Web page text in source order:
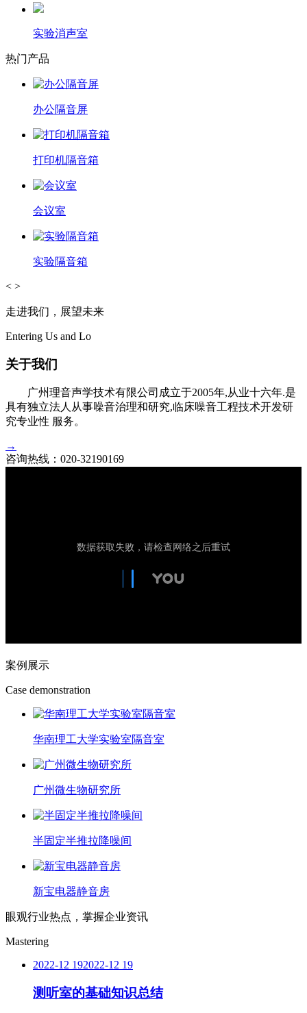
实验消声室
热门产品
办公隔音屏
打印机隔音箱
会议室
实验隔音箱
< >
走进我们，展望未来
Entering Us and Lo
关于我们
广州理音声学技术有限公司成立于2005年,从业十六年.是
具有独立法人从事噪音治理和研究,临床噪音工程技术开发研
究专业性 服务。
→
咨询热线： 020-32190169
案例展示
Case demonstration
华南理工大学实验室隔音室
广州微生物研究所
半固定半推拉降噪间
新宝电器静音房
眼观行业热点，掌握企业资讯
Mastering
2022-12 192022-12 19
测听室的基础知识总结